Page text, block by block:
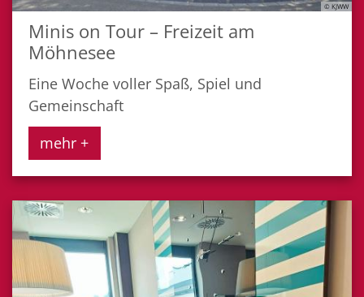
© KJWW
Minis on Tour – Freizeit am
Möhnesee
Eine Woche voller Spaß, Spiel und
Gemeinschaft
mehr +